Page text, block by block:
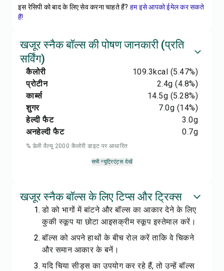
इस रेसिपी को बाद के लिए सेव करना चाहते हैं? हम इसे आपको ईमेल कर सकते
हैं!
खजूर स्नैक बॉल्स की पोषण जानकारी (प्रति
सर्विंग)
कैलोरी 109.3kcal (5.47%)
प्रोटीन
2.4g (4.8%)
कार्ब्स
14.5g (5.28%)
शुगर
7.0g (14%)
हेल्दी फैट
3.0g
अनहेल्दी फैट
0.7g
% डेली वैल्यू 2000 कैलोरी डाइट पर आधारित
सभी न्यूट्रिएंट्स देखें
खजूर स्नैक बॉल्स के लिए टिप्स और ट्रिक्स
डो को भागों में बांटने और बॉल्स का आकार देने के लिए
कुकी स्कूप या छोटा आइसक्रीम स्कूप इस्तेमाल करें।
बॉल्स को अपने हाथों के बीच रोल करें ताकि वे चिकने
और समान आकार के बनें।
यदि चिया सीड्स का उपयोग कर रहे हैं, तो उन्हें बॉल्स